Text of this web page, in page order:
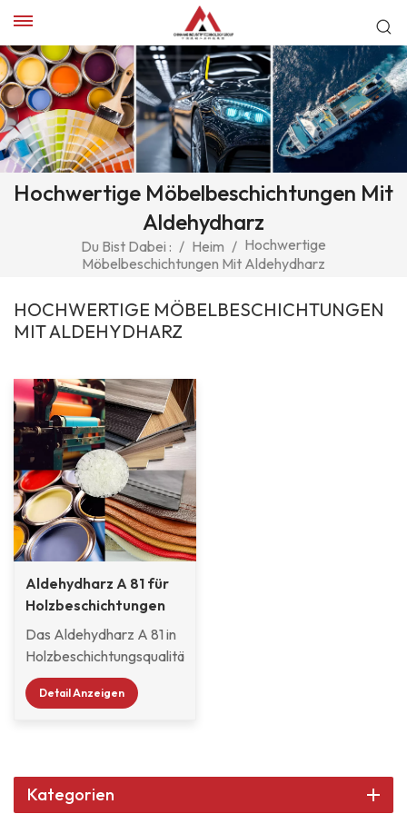
Hochwertige Möbelbeschichtungen Mit
Aldehydharz
Du Bist Dabei : / Heim / Hochwertige
Möbelbeschichtungen Mit Aldehydharz
HOCHWERTIGE MÖBELBESCHICHTUNGEN
MIT ALDEHYDHARZ
Aldehydharz A 81 für
Holzbeschichtungen
Das Aldehydharz A 81 in
Holzbeschichtungsqualität
ist ein speziell für
hochwertige
mithilfe fortschrittlicher
Aldehydkondensationstechnologie
Detail Anzeigen
Kategorien